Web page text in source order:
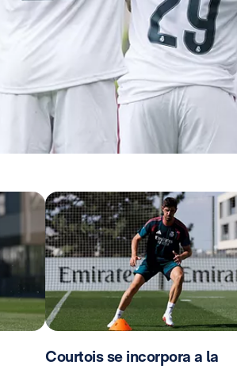
Courtois se incorpora a la